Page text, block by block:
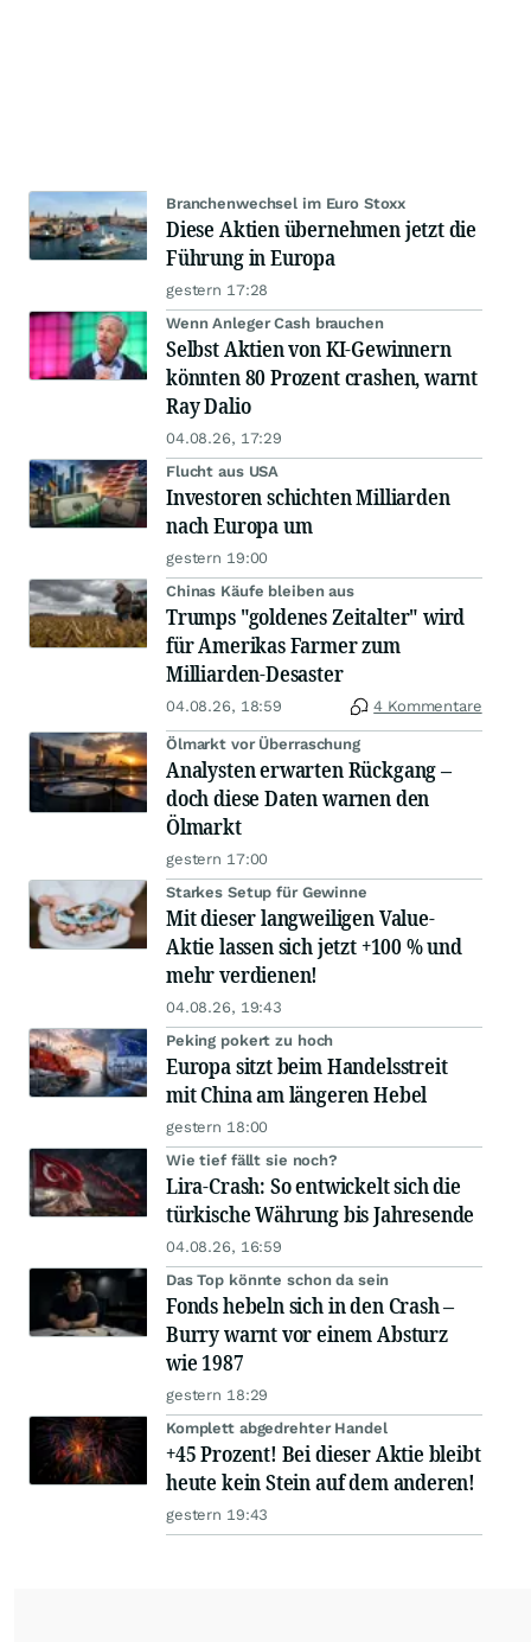
Branchenwechsel im Euro Stoxx
Diese Aktien übernehmen jetzt die
Führung in Europa
gestern 17:28
Wenn Anleger Cash brauchen
Selbst Aktien von KI-Gewinnern
könnten 80 Prozent crashen, warnt
Ray Dalio
04.08.26, 17:29
Flucht aus USA
Investoren schichten Milliarden
nach Europa um
gestern 19:00
Chinas Käufe bleiben aus
Trumps "goldenes Zeitalter" wird
für Amerikas Farmer zum
Milliarden-Desaster
04.08.26, 18:59 4 Kommentare
Ölmarkt vor Überraschung
Analysten erwarten Rückgang –
doch diese Daten warnen den
Ölmarkt
gestern 17:00
Starkes Setup für Gewinne
Mit dieser langweiligen Value-
Aktie lassen sich jetzt +100 % und
mehr verdienen!
04.08.26, 19:43
Peking pokert zu hoch
Europa sitzt beim Handelsstreit
mit China am längeren Hebel
gestern 18:00
Wie tief fällt sie noch?
Lira-Crash: So entwickelt sich die
türkische Währung bis Jahresende
04.08.26, 16:59
Das Top könnte schon da sein
Fonds hebeln sich in den Crash –
Burry warnt vor einem Absturz
wie 1987
gestern 18:29
Komplett abgedrehter Handel
+45 Prozent! Bei dieser Aktie bleibt
heute kein Stein auf dem anderen!
gestern 19:43